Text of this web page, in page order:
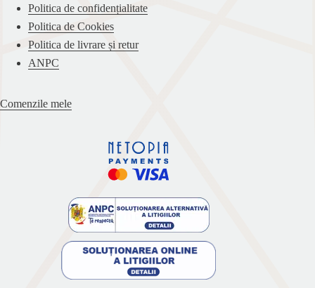
Politica de confidențialitate
Politica de Cookies
Politica de livrare și retur
ANPC
Comenzile mele